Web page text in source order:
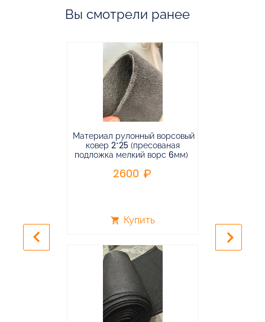
Вы смотрели ранее
Материал рулонный ворсовый
ковер 2*25 (пресованая
подложка мелкий ворс 6мм)
2600
shopping_cart Купить
keyboard_arrow_left keyboard_arrow_right